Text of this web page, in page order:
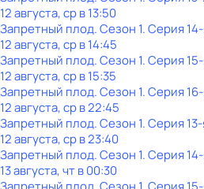
12 августа, ср в 13:50
Запретный плод. Сезон 1. Серия
12 августа, ср в 14:45
Запретный плод. Сезон 1. Серия
12 августа, ср в 15:35
Запретный плод. Сезон 1. Серия
12 августа, ср в 22:45
Запретный плод. Сезон 1. Серия
12 августа, ср в 23:40
Запретный плод. Сезон 1. Серия
13 августа, чт в 00:30